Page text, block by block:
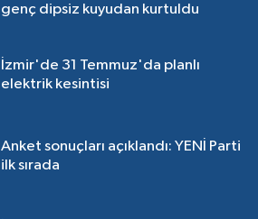
genç dipsiz kuyudan kurtuldu
İzmir'de 31 Temmuz'da planlı
elektrik kesintisi
Anket sonuçları açıklandı: YENİ Parti
ilk sırada